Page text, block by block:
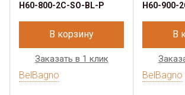
H60-800-2C-SO-BL-P
В корзину
Заказать в 1 клик
BelBagno
H60-900-
В
BelBagno